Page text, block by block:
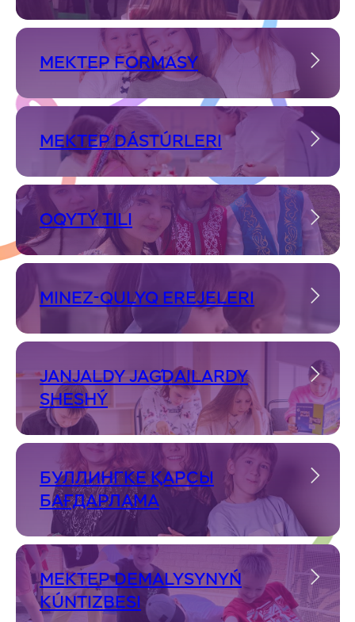
MEKTEP FORMASY
MEKTEP DÁSTÚRLERI
OQYTÝ TILI
MINEZ-QULYQ EREJELERI
JANJALDY JAǴDAILARDY
SHESHÝ
БУЛЛИНГКЕ ҚАРСЫ
БАҒДАРЛАМА
MEKTEP DEMALYSYNYŃ
KÚNTIZBESI